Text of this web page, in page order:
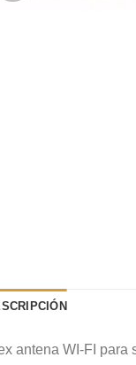
antena WI-FI para